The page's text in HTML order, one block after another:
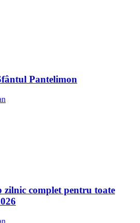
Pantelimon
zilnic complet pentru toate